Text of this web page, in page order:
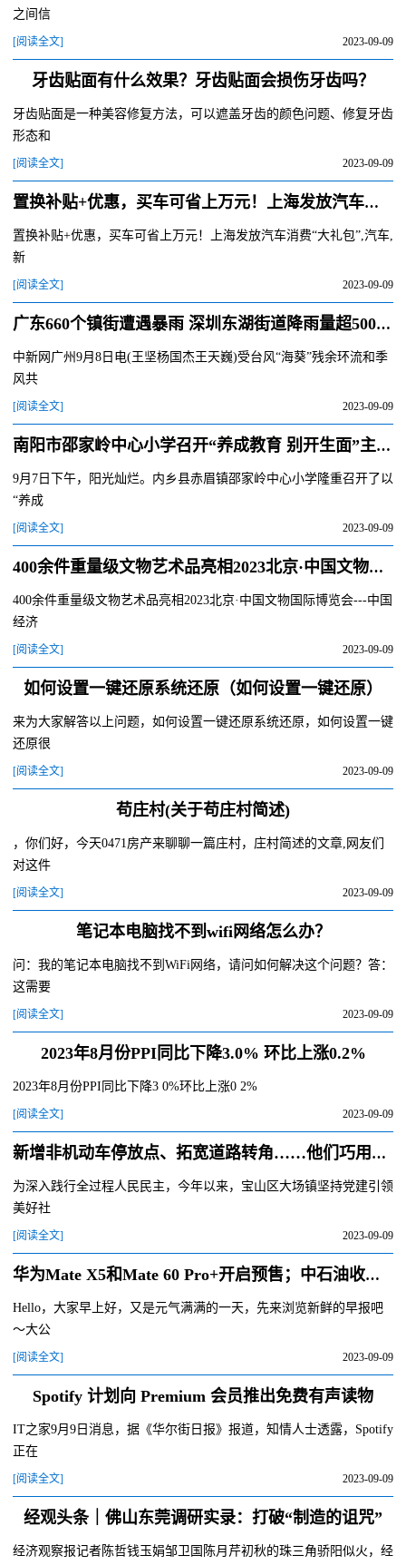
之间信
[阅读全文] 2023-09-09
牙齿贴面有什么效果？牙齿贴面会损伤牙齿吗？
牙齿贴面是一种美容修复方法，可以遮盖牙齿的颜色问题、修复牙齿
形态和
[阅读全文] 2023-09-09
置换补贴+优惠，买车可省上万元！上海发放汽车消费“大礼包”
置换补贴+优惠，买车可省上万元！上海发放汽车消费“大礼包”,汽车,
新
[阅读全文] 2023-09-09
广东660个镇街遭遇暴雨 深圳东湖街道降雨量超500毫米
中新网广州9月8日电(王坚杨国杰王天巍)受台风“海葵”残余环流和季
风共
[阅读全文] 2023-09-09
南阳市邵家岭中心小学召开“养成教育 别开生面”主题誓师大会
9月7日下午，阳光灿烂。内乡县赤眉镇邵家岭中心小学隆重召开了以
“养成
[阅读全文] 2023-09-09
400余件重量级文物艺术品亮相2023北京·中国文物国际博览会
400余件重量级文物艺术品亮相2023北京·中国文物国际博览会---中国
经济
[阅读全文] 2023-09-09
如何设置一键还原系统还原（如何设置一键还原）
来为大家解答以上问题，如何设置一键还原系统还原，如何设置一键
还原很
[阅读全文] 2023-09-09
苟庄村(关于苟庄村简述)
，你们好，今天0471房产来聊聊一篇庄村，庄村简述的文章,网友们
对这件
[阅读全文] 2023-09-09
笔记本电脑找不到wifi网络怎么办？
问：我的笔记本电脑找不到WiFi网络，请问如何解决这个问题？答：
这需要
[阅读全文] 2023-09-09
2023年8月份PPI同比下降3.0% 环比上涨0.2%
2023年8月份PPI同比下降3 0%环比上涨0 2%
[阅读全文] 2023-09-09
新增非机动车停放点、拓宽道路转角……他们巧用“微网格”解民忧
为深入践行全过程人民民主，今年以来，宝山区大场镇坚持党建引领
美好社
[阅读全文] 2023-09-09
华为Mate X5和Mate 60 Pro+开启预售；中石油收购普天新能源；蚂蚁集团发布金融大模型｜Do早报
Hello，大家早上好，又是元气满满的一天，先来浏览新鲜的早报吧
～大公
[阅读全文] 2023-09-09
Spotify 计划向 Premium 会员推出免费有声读物
IT之家9月9日消息，据《华尔街日报》报道，知情人士透露，Spotify
正在
[阅读全文] 2023-09-09
经观头条｜佛山东莞调研实录：打破“制造的诅咒”
经济观察报记者陈哲钱玉娟邹卫国陈月芹初秋的珠三角骄阳似火，经